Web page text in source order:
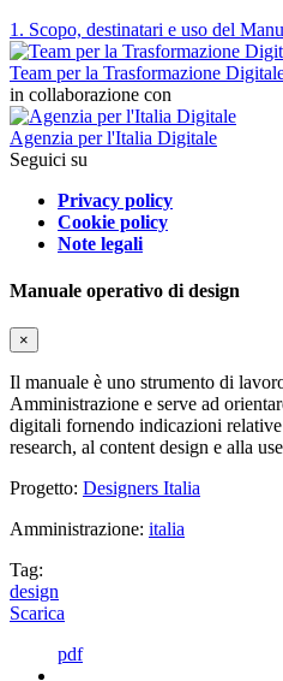
1. Scopo, destinatari e uso del
Team per la Trasformazione
in collaborazione con
Agenzia per l'Italia Digitale
Seguici su
Privacy policy
Cookie policy
Note legali
Manuale operativo di design
×
Il manuale è uno strumento di
Amministrazione e serve ad
digitali fornendo indicazioni
research, al content design e alla
Progetto: Designers Italia
Amministrazione: italia
Tag:
design
Scarica
pdf